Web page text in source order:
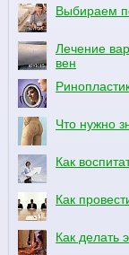
Выбираем
Лечение
вен
Что нужно
Как
Как
Как делать